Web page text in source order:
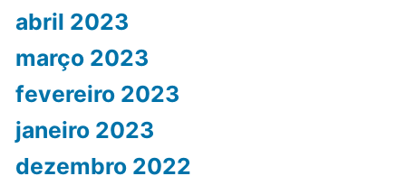
abril 2023
março 2023
fevereiro 2023
janeiro 2023
dezembro 2022